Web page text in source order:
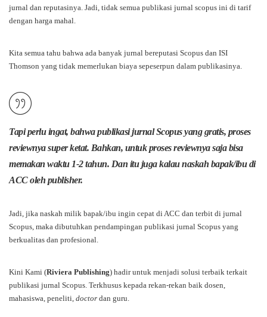
jurnal dan reputasinya. Jadi, tidak semua publikasi jurnal scopus ini di tarif
dengan harga mahal.
Kita semua tahu bahwa ada banyak jurnal bereputasi Scopus dan ISI
Thomson yang tidak memerlukan biaya sepeserpun dalam publikasinya.
Tapi perlu ingat, bahwa publikasi jurnal Scopus yang gratis, proses
reviewnya super ketat. Bahkan, untuk proses reviewnya saja bisa
memakan waktu 1-2 tahun. Dan itu juga kalau naskah bapak/ibu di
ACC oleh publisher.
Jadi, jika naskah milik bapak/ibu ingin cepat di ACC dan terbit di jurnal
Scopus, maka dibutuhkan pendampingan publikasi jurnal Scopus yang
berkualitas dan profesional.
Kini Kami (Riviera Publishing) hadir untuk menjadi solusi terbaik terkait
publikasi jurnal Scopus. Terkhusus kepada rekan-rekan baik dosen,
mahasiswa, peneliti, doctor dan guru.